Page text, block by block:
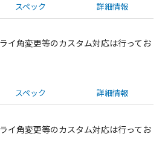
スペック 詳細情報
イ角変更等のカスタム対応は行ってお
スペック 詳細情報
イ角変更等のカスタム対応は行ってお